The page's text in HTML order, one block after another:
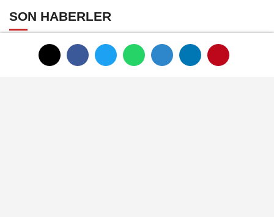
SON HABERLER
HAUS'tan zeytinyağı
üretiminde yeni nesil